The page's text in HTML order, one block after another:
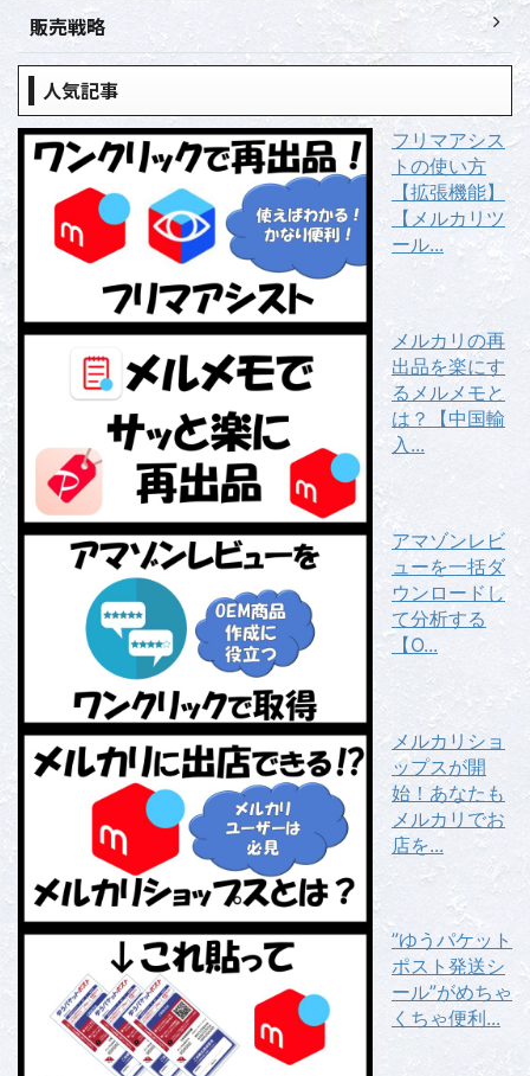
販売戦略
人気記事
フリマアシス
トの使い方
【拡張機能】
【メルカリツ
ール...
メルカリの再
出品を楽にす
るメルメモと
は？【中国輸
入...
アマゾンレビ
ューを一括ダ
ウンロードし
て分析する
【O...
メルカリショ
ップスが開
始！あなたも
メルカリでお
店を...
”ゆうパケット
ポスト発送シ
ール”がめちゃ
くちゃ便利...